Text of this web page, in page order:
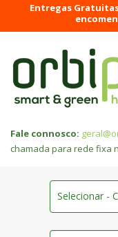
Entregas
Fale connosco:
chamada para rede fixa
Selecionar -